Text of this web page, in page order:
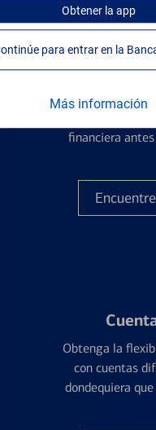
Obtenerla app
Más información
Conozca los
de tarjetas
financiera
Obtenga la
con cuentas
dondequiera